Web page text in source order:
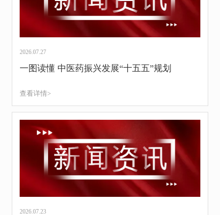
2026.07.27
一图读懂 中医药振兴发展“十五五”规划
查看详情>
2026.07.23